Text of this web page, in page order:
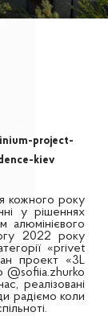
project-
kiev
кожного року
у рішеннях
алюмінієвого
2022 року
«privet
проект «3L
@sofiia.zhurko
реалізовані
радіємо коли